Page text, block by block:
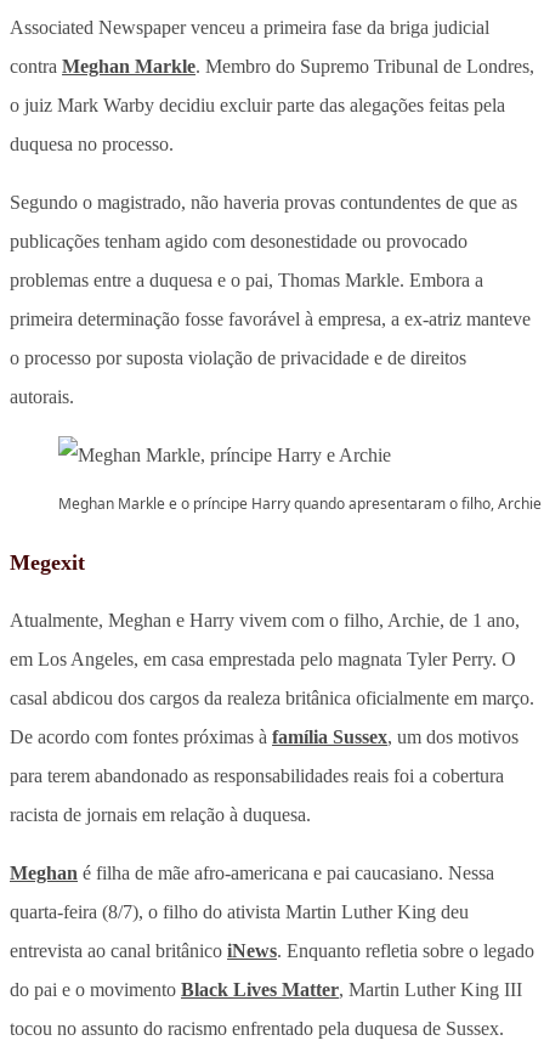
Associated Newspaper venceu a primeira fase da briga judicial
contra Meghan Markle. Membro do Supremo Tribunal de Londres,
o juiz Mark Warby decidiu excluir parte das alegações feitas pela
duquesa no processo.
Segundo o magistrado, não haveria provas contundentes de que as
publicações tenham agido com desonestidade ou provocado
problemas entre a duquesa e o pai, Thomas Markle. Embora a
primeira determinação fosse favorável à empresa, a ex-atriz manteve
o processo por suposta violação de privacidade e de direitos
autorais.
Meghan Markle e o príncipe Harry quando apresentaram o filho, Archie
Megexit
Atualmente, Meghan e Harry vivem com o filho, Archie, de 1 ano,
em Los Angeles, em casa emprestada pelo magnata Tyler Perry. O
casal abdicou dos cargos da realeza britânica oficialmente em março.
De acordo com fontes próximas à família Sussex, um dos motivos
para terem abandonado as responsabilidades reais foi a cobertura
racista de jornais em relação à duquesa.
Meghan é filha de mãe afro-americana e pai caucasiano. Nessa
quarta-feira (8/7), o filho do ativista Martin Luther King deu
entrevista ao canal britânico iNews. Enquanto refletia sobre o legado
do pai e o movimento Black Lives Matter, Martin Luther King III
tocou no assunto do racismo enfrentado pela duquesa de Sussex.